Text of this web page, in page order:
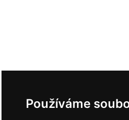
Používáme